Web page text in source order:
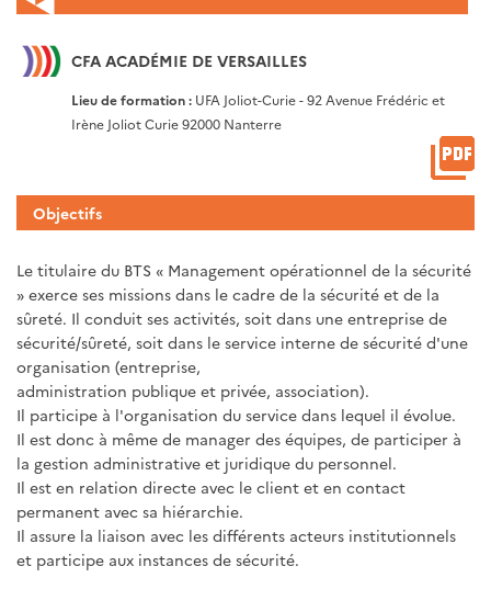
CFA ACADÉMIE DE VERSAILLES
Lieu de formation : UFA Joliot-Curie - 92 Avenue Frédéric et
Irène Joliot Curie 92000 Nanterre
Objectifs
Le titulaire du BTS « Management opérationnel de la sécurité
» exerce ses missions dans le cadre de la sécurité et de la
sûreté. Il conduit ses activités, soit dans une entreprise de
sécurité/sûreté, soit dans le service interne de sécurité d'une
organisation (entreprise,
administration publique et privée, association).
Il participe à l'organisation du service dans lequel il évolue.
Il est donc à même de manager des équipes, de participer à
la gestion administrative et juridique du personnel.
Il est en relation directe avec le client et en contact
permanent avec sa hiérarchie.
Il assure la liaison avec les différents acteurs institutionnels
et participe aux instances de sécurité.